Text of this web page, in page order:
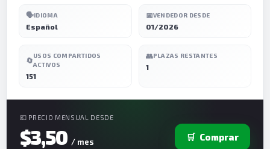
🗣️IDIOMA
Español
📅VENDEDOR DESDE
01/2026
🔄
USOS COMPARTIDOS
ACTIVOS
151
👥PLAZAS RESTANTES
1
💶 PRECIO MENSUAL DESDE
$3,50 / mes 🛒 Comprar